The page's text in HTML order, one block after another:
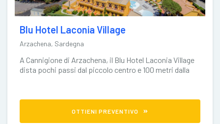
Blu Hotel Laconia Village
Arzachena, Sardegna
A Cannigione di Arzachena, il Blu Hotel Laconia Village
dista pochi passi dal piccolo centro e 100 metri dalla
OTTIENI PREVENTIVO